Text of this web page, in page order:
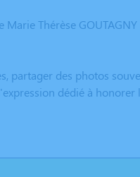
Thérèse
partager des photos
dédié à honorer